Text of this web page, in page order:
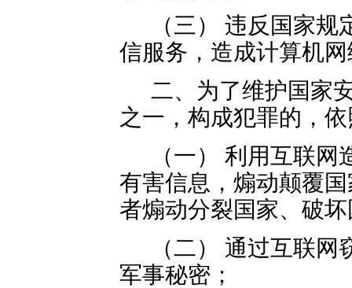
（三） 违反国家
信服务，造成计算机
二、为了维护国家
之一，构成犯罪的，
（一） 利用互联
有害信息，煽动颠覆
者煽动分裂国家、破
（二） 通过互联
军事秘密；